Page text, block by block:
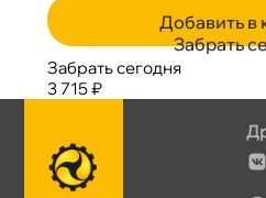
Добавить в
Забрать
Забрать сегодня
3 715 ₽